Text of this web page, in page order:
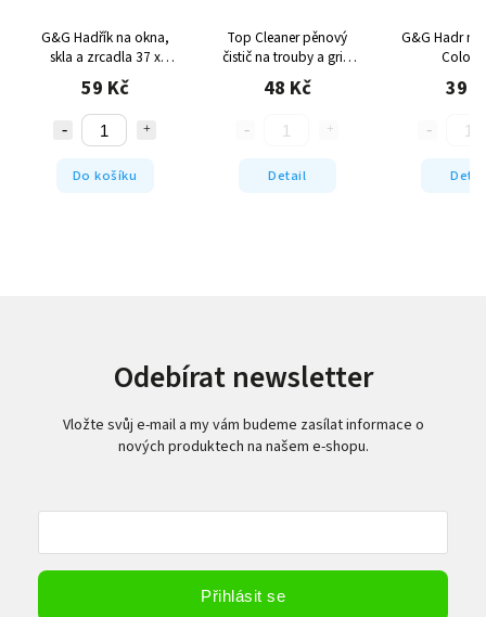
G&G Hadřík na okna,
skla a zrcadla 37 x
38cm, 1 ks
59 Kč
Do košíku
Top Cleaner pěnový
čistič na trouby a grily
400ml
48 Kč
Detail
G&G Hadr
Color
39
Odebírat newsletter
Vložte svůj e-mail a my vám budeme zasílat informace o
nových produktech na našem e-shopu.
Přihlásit se